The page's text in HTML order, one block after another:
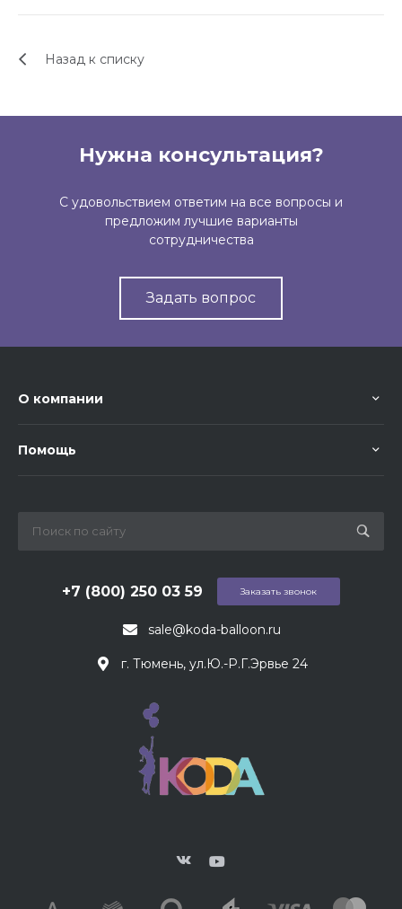
Назад к списку
Нужна консультация?
С удовольствием ответим на все вопросы и
предложим лучшие варианты
сотрудничества
Задать вопрос
О компании
Помощь
sale@koda-balloon.ru
+7 (800) 250 03 59
г. Тюмень, ул.Ю.-Р.Г.Эрвье 24
Заказать звонок